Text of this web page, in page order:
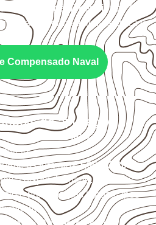
estabilidade dimensional . A
conforme a ficha técnica e
Compensado Naval
da aplicação
e o formatosão
os formatos1,60 × 2,20 m e
à disponibilidade.
e proteção das bordas após